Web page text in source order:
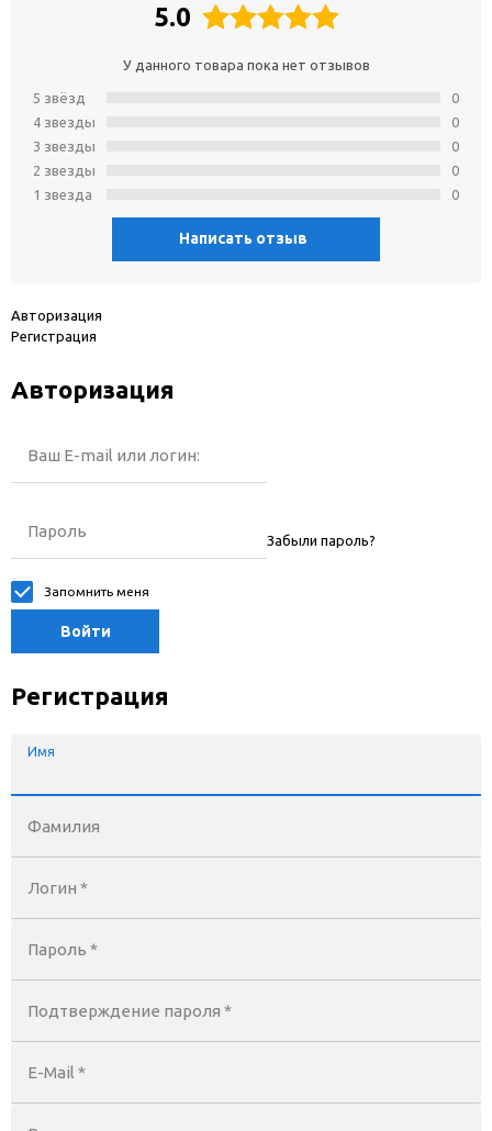
5.0
У данного товара пока нет отзывов
5 звёзд
4 звeзды
3 звeзды
2 звeзды
1 звeзда
0
0
0
0
0
Написать отзыв
Авторизация
Регистрация
Авторизация
Ваш E-mail или логин:
Пароль Забыли пароль?
Запомнить меня
Войти
Регистрация
Имя
Фамилия
Логин *
Пароль *
Подтверждение пароля *
E-Mail *